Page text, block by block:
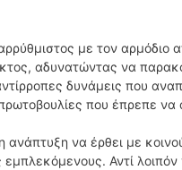
με τον αρμόδιο
αδυνατώντας να
δυνάμεις που
που έπρεπε να
να έρθει με
Αντί λοιπόν